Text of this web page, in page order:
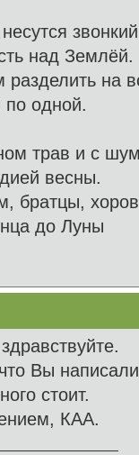
над Землёй.
разделить на
одной.
трав и с
весны.
братцы,
до Луны
Вы
стоит.
КАА.